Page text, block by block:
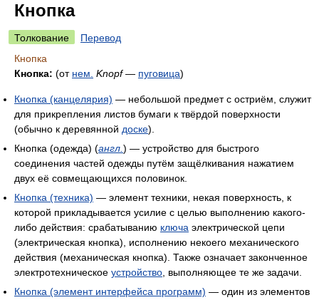
Кнопка
Толкование
Перевод
Кнопка
Кнопка: (от нем. Knopf— пуговица)
Кнопка (канцелярия) — небольшой предмет с остриём, служит
для прикрепления листов бумаги к твёрдой поверхности
(обычно к деревянной доске).
Кнопка (одежда) (англ. ) — устройство для быстрого
соединения частей одежды путём защёлкивания нажатием
двух её совмещающихся половинок.
Кнопка (техника) — элемент техники, некая поверхность, к
которой прикладывается усилие с целью выполнению какого-
либо действия: срабатыванию ключа электрической цепи
(электрическая кнопка), исполнению некоего механического
действия (механическая кнопка). Также означает законченное
электротехническое устройство , выполняющее те же задачи.
Кнопка (элемент интерфейса программ) — один из элементов